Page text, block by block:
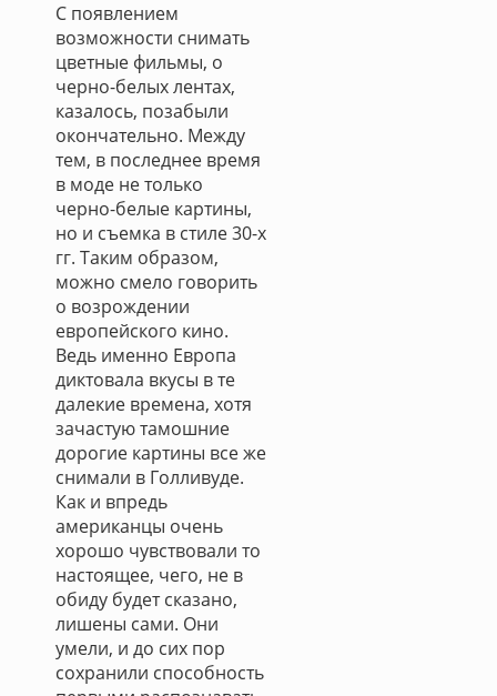
С появлением
возможности снимать
цветные фильмы, о
черно-белых лентах,
казалось, позабыли
окончательно. Между
тем, в последнее время
в моде не только
черно-белые картины,
но и съемка в стиле 30-х
гг. Таким образом,
можно смело говорить
о возрождении
европейского кино.
Ведь именно Европа
диктовала вкусы в те
далекие времена, хотя
зачастую тамошние
дорогие картины все же
снимали в Голливуде.
Как и впредь
американцы очень
хорошо чувствовали то
настоящее, чего, не в
обиду будет сказано,
лишены сами. Они
умели, и до сих пор
сохранили способность